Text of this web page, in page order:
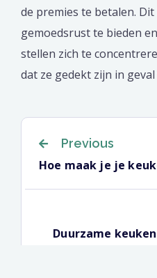
de premies te betalen.
gemoedsrust te bieden
stellen zich te
dat ze gedekt zijn in
Previous
Hoe maak je je
Duurzame